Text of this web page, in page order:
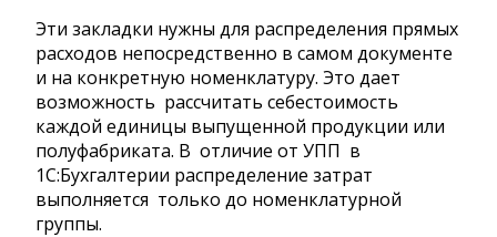
Эти закладки нужны для распределения прямых
расходов непосредственно в самом документе
и на конкретную номенклатуру. Это дает
возможность рассчитать себестоимость
каждой единицы выпущенной продукции или
полуфабриката. В отличие от УПП в
1С:Бухгалтерии распределение затрат
выполняется только до номенклатурной
группы.